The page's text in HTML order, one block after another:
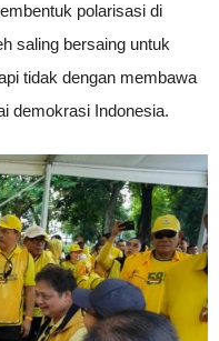
polarisasi di
saling bersaing untuk
tidak dengan membawa
demokrasi Indonesia.